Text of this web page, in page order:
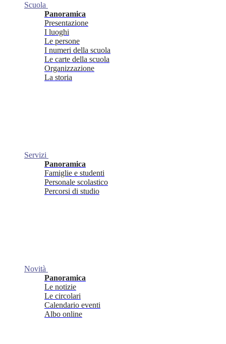
Scuola
Panoramica
Presentazione
I luoghi
Le persone
I numeri della scuola
Le carte della scuola
Organizzazione
La storia
Servizi
Panoramica
Famiglie e studenti
Personale scolastico
Percorsi di studio
Novità
Panoramica
Le notizie
Le circolari
Calendario eventi
Albo online